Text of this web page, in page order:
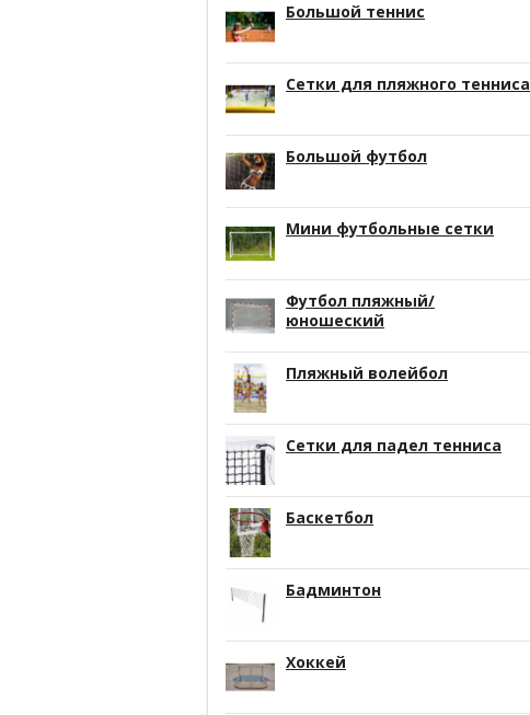
Большой теннис
Сетки для пляжного тенниса
Большой футбол
Мини футбольные сетки
Футбол пляжный/
юношеский
Пляжный волейбол
Сетки для падел тенниса
Баскетбол
Бадминтон
Хоккей